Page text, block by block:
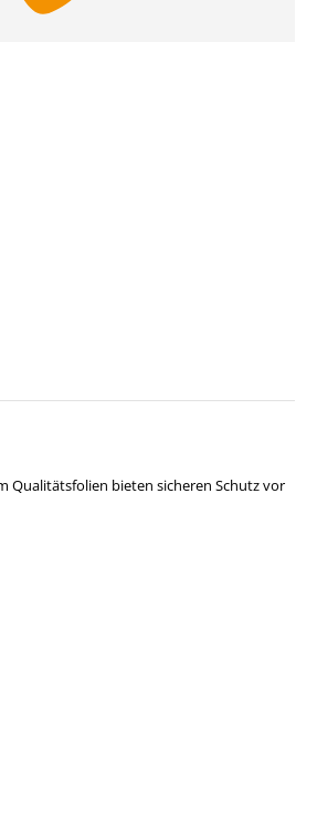
Qualitätsfolien bieten sicheren Schutz vor